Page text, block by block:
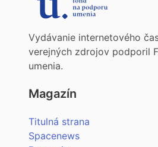
Vydávanie internetového
verejných zdrojov podporil
umenia.
Magazín
Titulná strana
Spacenews